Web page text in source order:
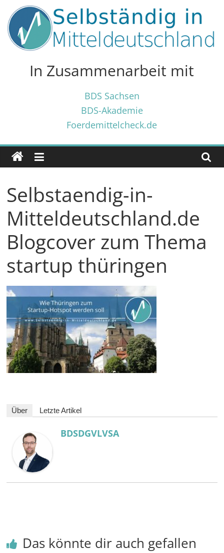
Inhalt
springen
Selbständig
Mitteldeutschland
Tricks
✓
für
und
Gründer
✓
in
und
außerhalb
Mitteldeutschlands
In Zusammenarbeit mit
BDS Sachsen
BDS-Akademie
Foerdemittelcheck.de
Selbstaendig-in-
Mitteldeutschland.de
Blogcover zum Thema
startup thüringen
Über Letzte Artikel
BDSDGVLVSA
Das könnte dir auch gefallen